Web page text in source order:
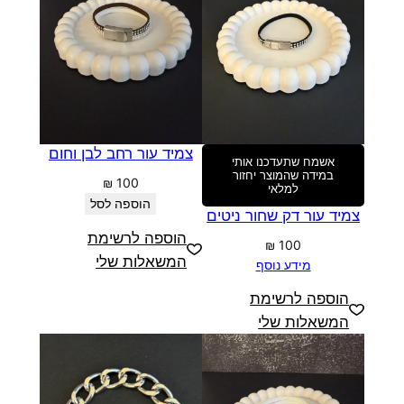
אשמח שתעדכנו אותי
במידה שהמוצר יחזור
למלאי
צמיד עור דק שחור ניטים
₪ 100
מידע נוסף
הוספה לרשימת
המשאלות שלי
צמיד עור רחב לבן וחום
₪ 100
הוספה לסל
הוספה לרשימת
המשאלות שלי